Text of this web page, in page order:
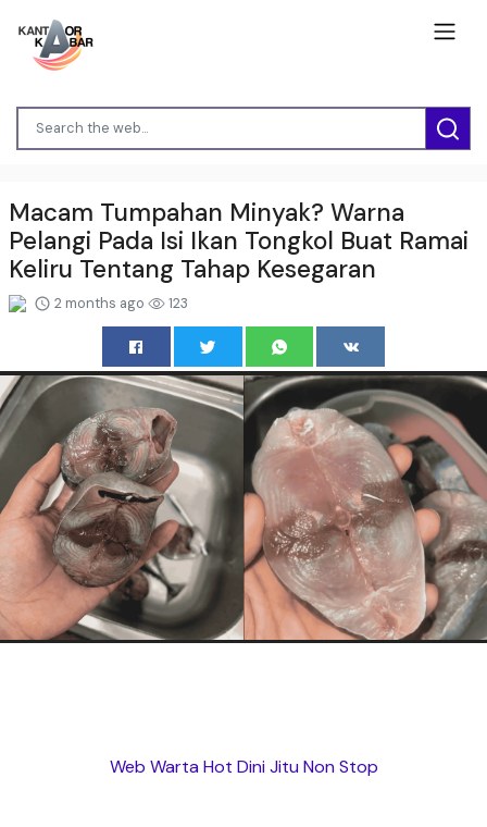
Macam Tumpahan Minyak? Warna
Pelangi Pada Isi Ikan Tongkol Buat Ramai
Keliru Tentang Tahap Kesegaran
2 months ago 123
Web Warta Hot Dini Jitu Non Stop